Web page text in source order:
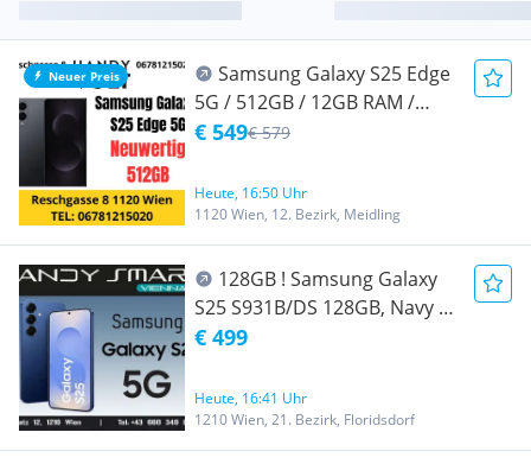
Neuer Preis
Samsung Galaxy S25 Edge
5G / 512GB / 12GB RAM /
100% Batteriekapazität /
für alle Netze / Werksoffen /
Mit Originalverpackung / Mit
Resteherstellergarantie /
Titanium Jetblack
€ 549€ 579
Heute, 16:50 Uhr
1120 Wien, 12. Bezirk, Meidling
128GB ! Samsung Galaxy
S25 S931B/DS 128GB, Navy (
Dunkelblau )/ Nagelneu, Org.
Für Alle Simkarten/ Mit 24
Monate Hersteller Garantie/
Nur bei Handy Smart Vienna
€ 499
Heute, 16:41 Uhr
1210 Wien, 21. Bezirk, Floridsdorf